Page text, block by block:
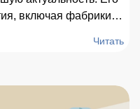
включая фабрики и
повысить
долларов США. В
Читать